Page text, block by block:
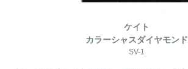
ケイト
カラーシャスダイヤモンド
SV-1